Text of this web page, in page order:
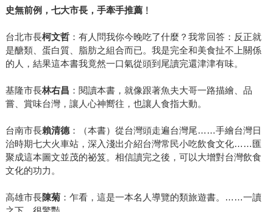
史無前例，七大市長，手牽手推薦﹗
台北市長柯文哲：有人問我你今晚吃了什麼？我常回答：反正就
是醣類、蛋白質、脂肪之組合而已。我是完全和美食扯不上關係
的人，結果這本書我竟然一口氣從頭到尾讀完還津津有味。
基隆市長林右昌 ：閱讀本書，就像跟著魚夫大哥一路描繪、品
嘗、賞味台灣，讓人心神嚮往，也讓人食指大動。
台南市長賴清德：（本書）從台灣頭走遍台灣尾……手繪台灣日
治時期七大火車站，深入淺出介紹台灣常民小吃飲食文化……匯
聚成這本圖文並茂的祕笈。相信讀完之後，可以大增對台灣飲食
文化的功力。
高雄市長陳菊：乍看，這是一本名人導覽的類旅遊書。……一讀